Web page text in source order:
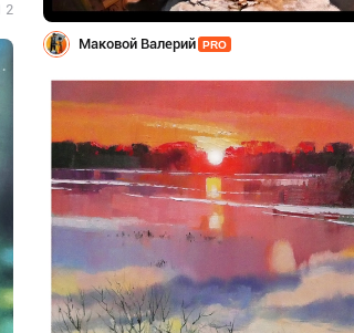
2
Маковой Валерий PRO